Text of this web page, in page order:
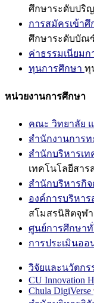
ศึกษาระดับป
การสมัครเข้า
ศึกษาระดับบัณ
ค่าธรรมเนียมก
ทุนการศึกษา ทุ
หน่วยงานการศึกษา
คณะ วิทยาลัย
สำนักงานการท
สำนักบริหารเ
เทคโนโลยีสาร
สำนักบริหารกิ
องค์การบริหา
สโมสรนิสิตจุฬา
ศูนย์การศึกษาทั่
การประเมินออ
วิจัยและนวัตกร
CU Innovation
Chula DigiVerse